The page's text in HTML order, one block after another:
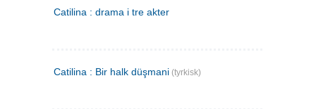
Catilina : drama i tre akter
Catilina : Bir halk düşmani (tyrkisk)